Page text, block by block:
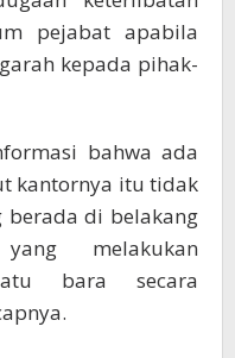
pejabat apabila
kepada pihak-
bahwa ada
kantornya itu tidak
berada di belakang
yang melakukan
bara secara